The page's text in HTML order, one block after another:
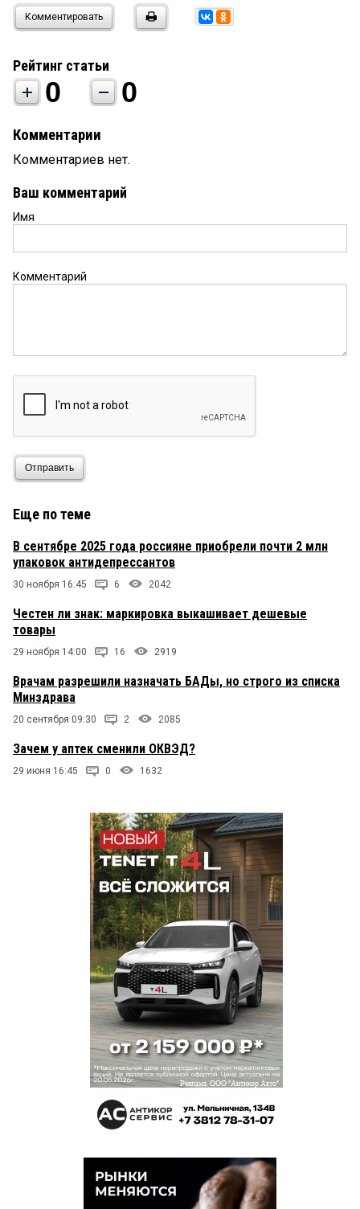
Комментировать
Рейтинг статьи
0 0
Комментарии
Комментариев нет.
Ваш комментарий
Имя
Комментарий
Отправить
Еще по теме
В сентябре 2025 года россияне приобрели почти 2 млн
упаковок антидепрессантов
30 ноября 16:45 6 2042
Честен ли знак: маркировка выкашивает дешевые
товары
29 ноября 14:00 16 2919
Врачам разрешили назначать БАДы, но строго из списка
Минздрава
20 сентября 09:30 2 2085
Зачем у аптек сменили ОКВЭД?
29 июня 16:45 0 1632